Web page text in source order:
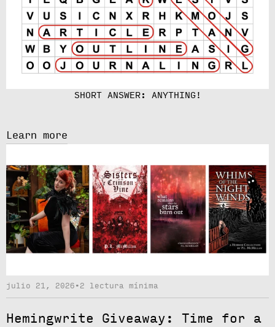
SHORT ANSWER: ANYTHING!
Learn more
julio 21, 2026 • 2 lectura mínima
Hemingwrite Giveaway: Time for a